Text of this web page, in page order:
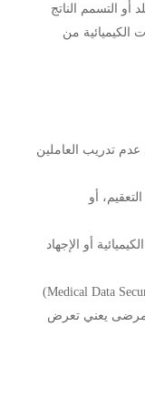
أو التسمم الناتج
الكيميائية من
عدم تدريب العاملين
أو
أو الإجهاد
تسرب بيانات المرضى: أمن البيانات الطبية (Medical Data Security)
المرضى يعني تعرض